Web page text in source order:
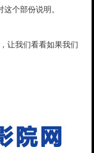
个部份说明。
让我们看看如果我们